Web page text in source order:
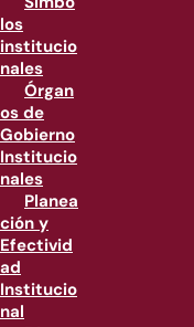
los
institucio
nales
Órgan
os de
Gobierno
Institucio
nales
Planea
ción y
Efectivid
ad
Institucio
nal